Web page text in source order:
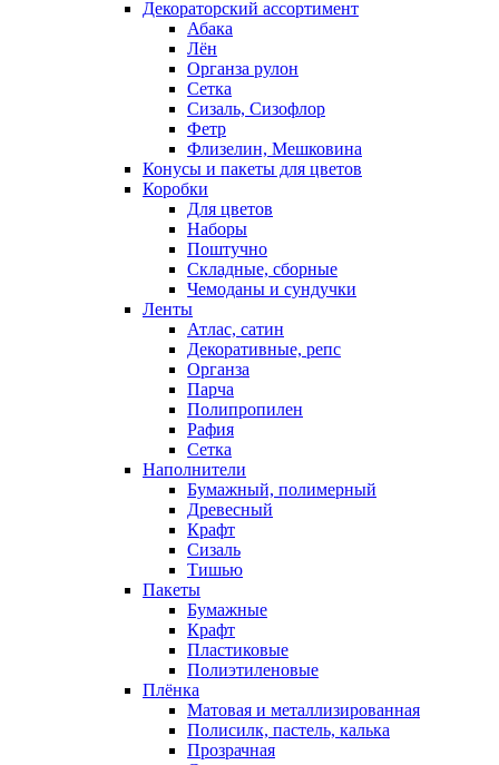
Декораторский ассортимент
Абака
Лён
Органза рулон
Сетка
Сизаль, Сизофлор
Фетр
Флизелин, Мешковина
Конусы и пакеты для цветов
Коробки
Для цветов
Наборы
Поштучно
Складные, сборные
Чемоданы и сундучки
Ленты
Атлас, сатин
Декоративные, репс
Органза
Парча
Полипропилен
Рафия
Сетка
Наполнители
Бумажный, полимерный
Древесный
Крафт
Сизаль
Тишью
Пакеты
Бумажные
Крафт
Пластиковые
Полиэтиленовые
Плёнка
Матовая и металлизированная
Полисилк, пастель, калька
Прозрачная